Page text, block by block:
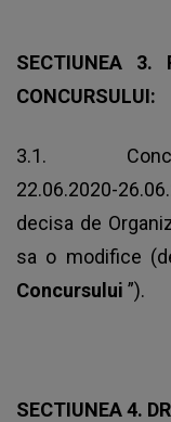
SECTIUNEA 3.
CONCURSULUI:
3.1.
22.06.2020-
decisa de
sa o modifice
Concursului ”).
SECTIUNEA 4.